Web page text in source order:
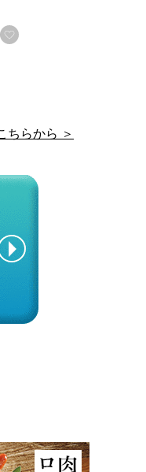
お気に入りに登録する
ちらから ＞